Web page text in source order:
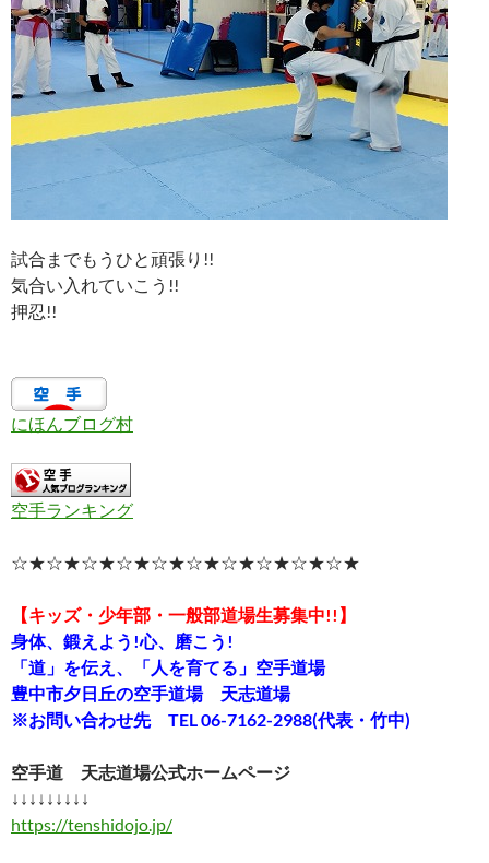
試合までもうひと頑張り!!
気合い入れていこう!!
押忍!!
にほんブログ村
空手ランキング
☆★☆★☆★☆★☆★☆★☆★☆★☆★☆★
【キッズ・少年部・一般部道場生募集中!!】
身体、鍛えよう!心、磨こう!
「道」を伝え、「人を育てる」空手道場
豊中市夕日丘の空手道場 天志道場
※お問い合わせ先 TEL 06-7162-2988(代表・竹中)
空手道 天志道場公式ホームページ
↓↓↓↓↓↓↓↓↓
https://tenshidojo.jp/